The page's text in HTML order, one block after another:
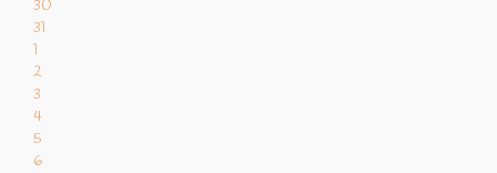
30
31
1
2
3
4
5
6